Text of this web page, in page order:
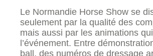
Le Normandie Horse Show se
seulement par la qualité des
mais aussi par les animations
l’événement. Entre
ball, des numéros de dressage